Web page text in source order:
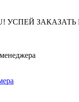
УСПЕЙ